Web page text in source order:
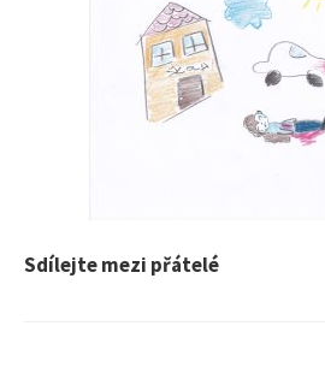
Sdílejte mezi přátelé